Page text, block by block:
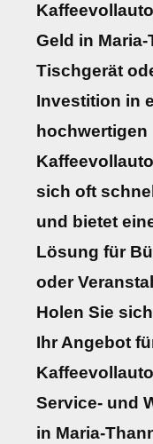
Geld in
Tischgerät
Investition in
hochwertigen
sich oft
und bietet
Lösung für
oder
Holen Sie
Ihr Angebot
Service- und
in Maria-